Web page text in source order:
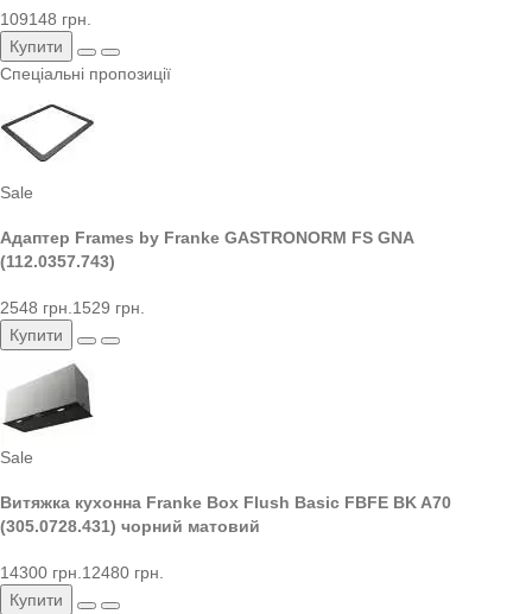
109148 грн.
Купити
Спеціальні пропозиції
Sale
Адаптер Frames by Franke GASTRONORM FS GNA
(112.0357.743)
2548 грн. 1529 грн.
Купити
Sale
Витяжка кухонна Franke Box Flush Basic FBFE BK A70
(305.0728.431) чорний матовий
14300 грн. 12480 грн.
Купити